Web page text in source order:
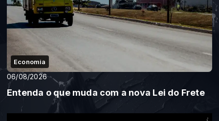
Economia
06/08/2026
Entenda o que muda com a nova Lei do Frete